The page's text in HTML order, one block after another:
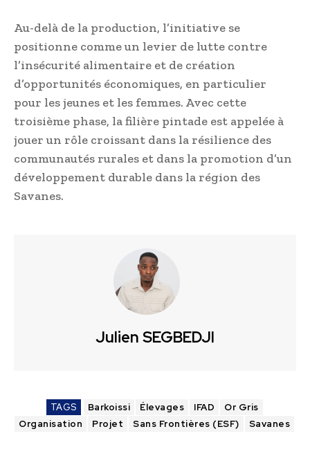
Au-delà de la production, l’initiative se
positionne comme un levier de lutte contre
l’insécurité alimentaire et de création
d’opportunités économiques, en particulier
pour les jeunes et les femmes. Avec cette
troisième phase, la filière pintade est appelée à
jouer un rôle croissant dans la résilience des
communautés rurales et dans la promotion d’un
développement durable dans la région des
Savanes.
Julien SEGBEDJI
TAGS Barkoissi Élevages IFAD
Or Gris
Organisation
Projet Sans Frontières (ESF) Savanes